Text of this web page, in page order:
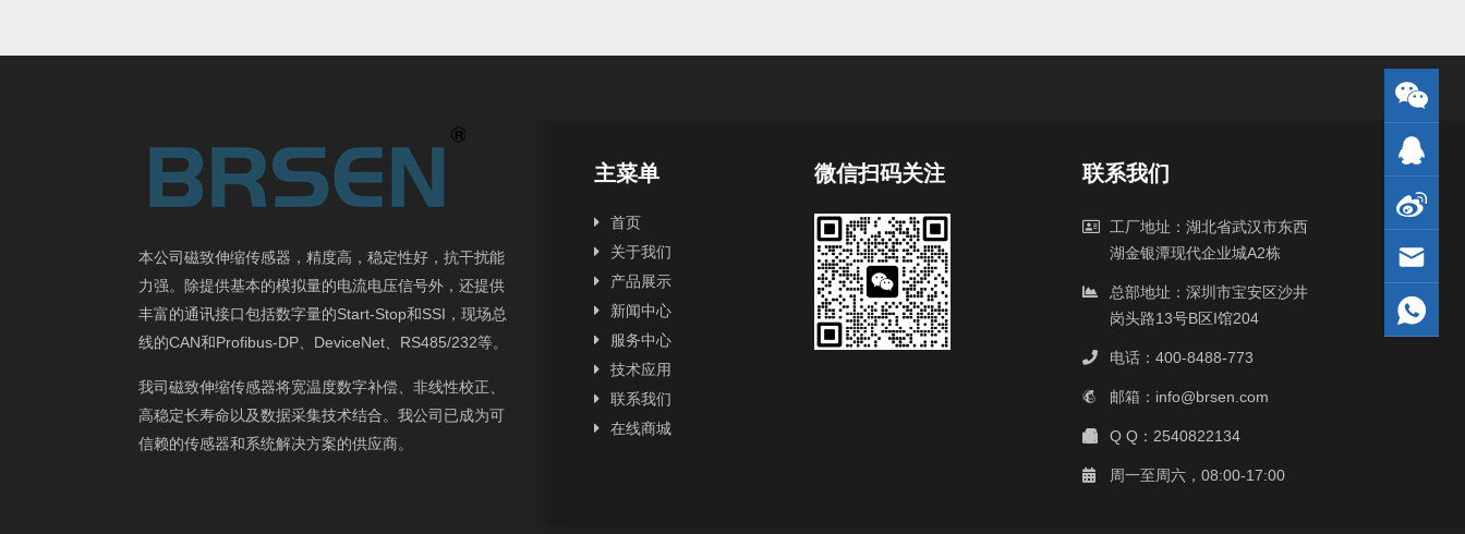
本公司磁致伸缩传感器，精度高，稳定性好，抗干扰能
力强。除提供基本的模拟量的电流电压信号外，还提供
丰富的通讯接口包括数字量的Start-Stop和SSI，现场总
线的CAN和Profibus-DP、DeviceNet、RS485/232等。
我司磁致伸缩传感器将宽温度数字补偿、非线性校正、
高稳定长寿命以及数据采集技术结合。我公司已成为可
信赖的传感器和系统解决方案的供应商。
主菜单
首页
关于我们
产品展示
新闻中心
服务中心
技术应用
联系我们
在线商城
微信扫码关注 联系我们
工厂地址：湖北省武汉市东西
湖金银潭现代企业城A2栋
总部地址：深圳市宝安区沙井
岗头路13号B区I馆204
电话：400-8488-773
邮箱：info@brsen.com
Q Q：2540822134
周一至周六，08:00-17:00